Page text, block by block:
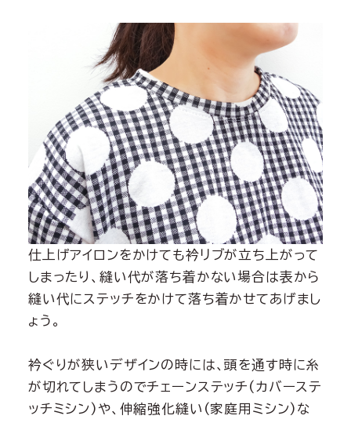
仕上げアイロンをかけても衿リブが立ち上がって
しまったり、縫い代が落ち着かない場合は表から
縫い代にステッチをかけて落ち着かせてあげまし
ょう。
衿ぐりが狭いデザインの時には、頭を通す時に糸
が切れてしまうのでチェーンステッチ(カバーステ
ッチミシン)や、伸縮強化縫い(家庭用ミシン)な